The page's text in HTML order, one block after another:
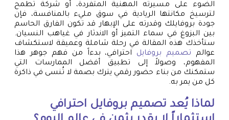
الضوء على مسيرته المهنية المتفردة، أو شركة تطمح
لترسيخ مكانتها الريادية في سوق مليء بالمنافسة، فإن
جودة بروفايلك وقدرته على الإبهار قد تكون الفارق الحاسم
بين البزوغ في سماء التميز أو الاندثار في غياهب النسيان.
ستأخذك هذه المقالة في رحلة شاملة وعميقة لاستكشاف
عوالم تصميم بروفايل احترافي، بدءاً من فهم جوهر هذا
المفهوم، وصولاً إلى تطبيق أفضل الممارسات التي
ستمكنك من بناء حضور رقمي يترك بصمة لا تُنسى في ذاكرة
كل من يمر به.
لماذا يُعد تصميم بروفايل احترافي